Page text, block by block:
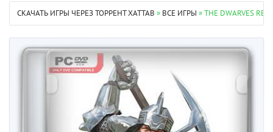
СКАЧАТЬ ИГРЫ ЧЕРЕЗ ТОРРЕНТ XATTAB » ВСЕ ИГРЫ » THE DWARVES